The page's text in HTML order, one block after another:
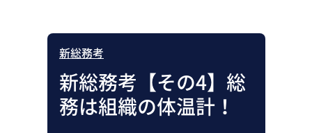
新総務考
新総務考【その4】総
務は組織の体温計！